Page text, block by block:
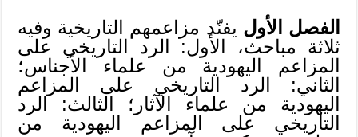
الفصل الأول يفنّد مزاعمهم التاريخية وفيه
ثلاثة مباحث، الأول: الرد التاريخي على
المزاعم اليهودية من علماء الأجناس؛
الثاني: الرد التاريخي على المزاعم
اليهودية من علماء الآثار؛ الثالث: الرد
التاريخي على المزاعم اليهودية من